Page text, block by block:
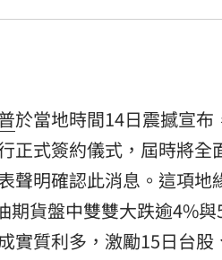
於當地時間14日震撼宣
正式簽約儀式，屆時將
聲明確認此消息。這項
期貨盤中雙雙大跌逾4%
實質利多，激勵15日台